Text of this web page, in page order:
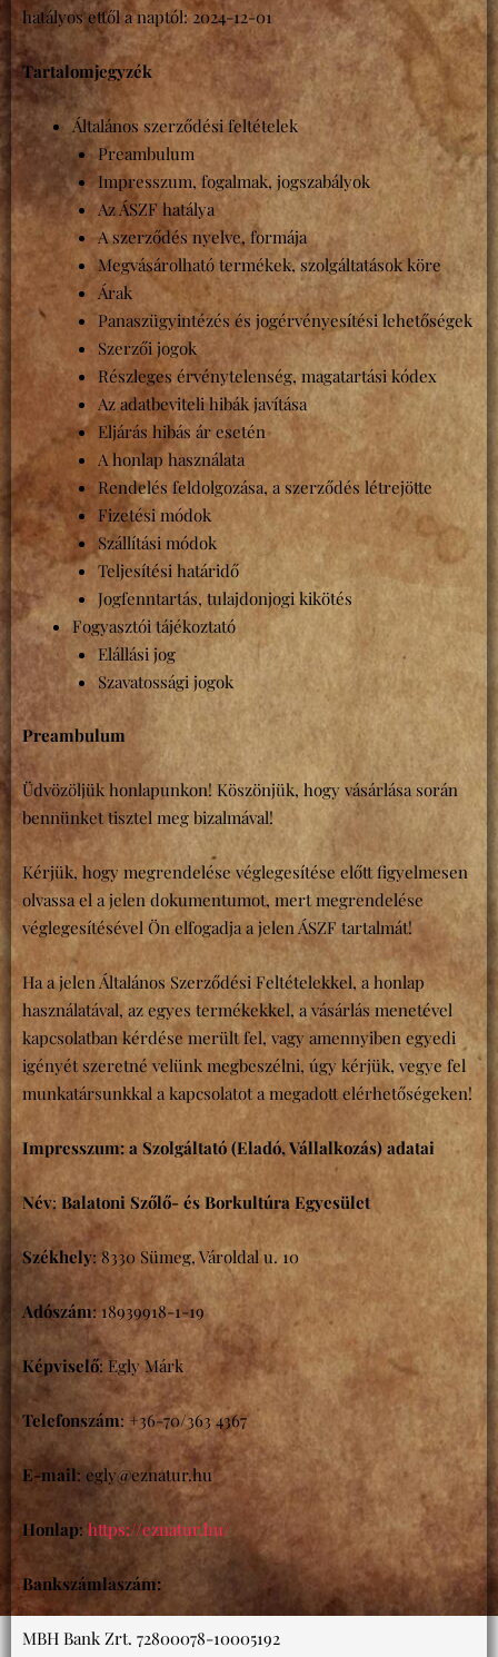
hatályos ettől a naptól: 2024-12-01
Tartalomjegyzék
Általános szerződési feltételek
Preambulum
Impresszum, fogalmak, jogszabályok
Az ÁSZF hatálya
A szerződés nyelve, formája
Megvásárolható termékek, szolgáltatások köre
Árak
Panaszügyintézés és jogérvényesítési lehetőségek
Szerzői jogok
Részleges érvénytelenség, magatartási kódex
Az adatbeviteli hibák javítása
Eljárás hibás ár esetén
A honlap használata
Rendelés feldolgozása, a szerződés létrejötte
Fizetési módok
Szállítási módok
Teljesítési határidő
Jogfenntartás, tulajdonjogi kikötés
Fogyasztói tájékoztató
Elállási jog
Szavatossági jogok
Preambulum
Üdvözöljük honlapunkon! Köszönjük, hogy vásárlása során
bennünket tisztel meg bizalmával!
Kérjük, hogy megrendelése véglegesítése előtt figyelmesen
olvassa el a jelen dokumentumot, mert megrendelése
véglegesítésével Ön elfogadja a jelen ÁSZF tartalmát!
Ha a jelen Általános Szerződési Feltételekkel, a honlap
használatával, az egyes termékekkel, a vásárlás menetével
kapcsolatban kérdése merült fel, vagy amennyiben egyedi
igényét szeretné velünk megbeszélni, úgy kérjük, vegye fel
munkatársunkkal a kapcsolatot a megadott elérhetőségeken!
Impresszum: a Szolgáltató (Eladó, Vállalkozás) adatai
Név: Balatoni Szőlő- és Borkultúra Egyesület
Székhely:8330 Sümeg, Vároldal u. 10
Adószám:18939918-1-19
Képviselő: Egly Márk
Telefonszám: +36-70/363 4367
E-mail: egly@eznatur.hu
Honlap: https://eznatur.hu/
Bankszámlaszám:
MBH Bank Zrt. 72800078-10005192